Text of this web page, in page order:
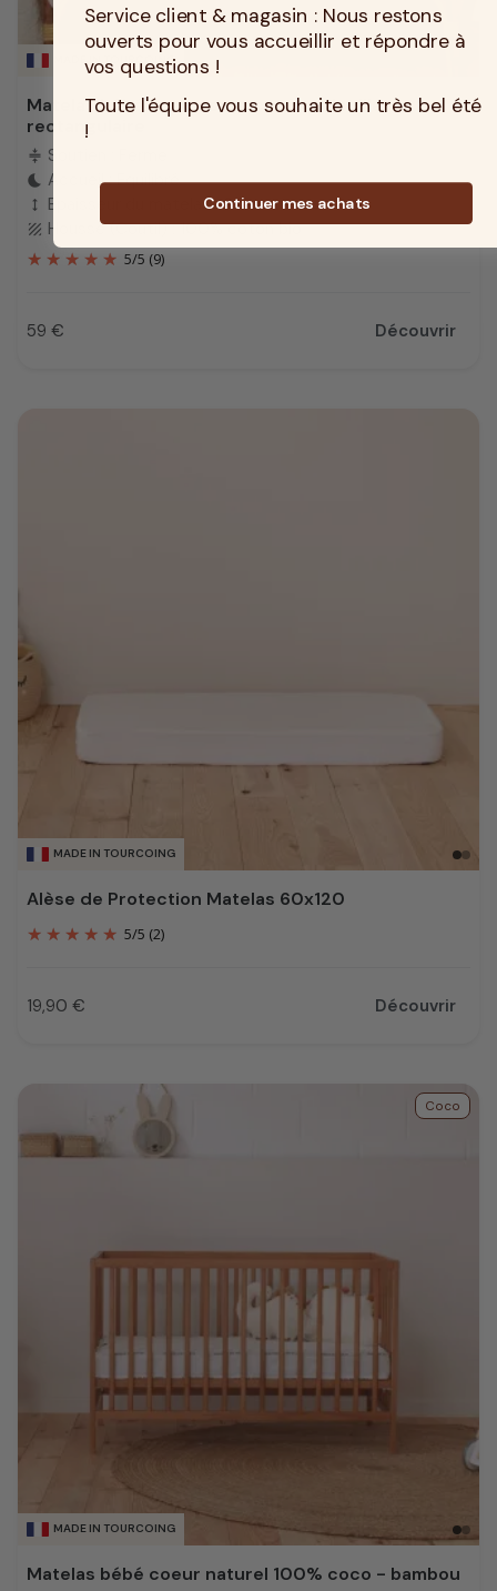
MADE IN TOURCOING
Matelas bébé sur mesure confort douillet
rectangulaire
compress Soutien : Ferme
bedtime Accueil : Equilibré
height Epaisseur du matelas : 8 cm
texture Housse (Coutil) : 100% coton bio
5/5 (9)
Prix
59 € Découvrir
MADE IN TOURCOING
Alèse de Protection Matelas 60x120
5/5 (2)
Prix
19,90 € Découvrir
MADE IN TOURCOING
Coco
Matelas bébé coeur naturel 100% coco - bambou
Service client & magasin : Nous restons
ouverts pour vous accueillir et répondre à
vos questions !
Toute l'équipe vous souhaite un très bel été
!
Continuer mes achats